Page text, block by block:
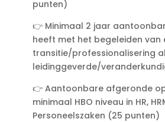
punten)
👉 Minimaal 2 jaar
heeft met het begeleiden van
transitie/professionalisering
leidinggeverde/
👉 Aantoonbare afgeronde
minimaal HBO niveau in HR,
Personeelszaken (25 punten)